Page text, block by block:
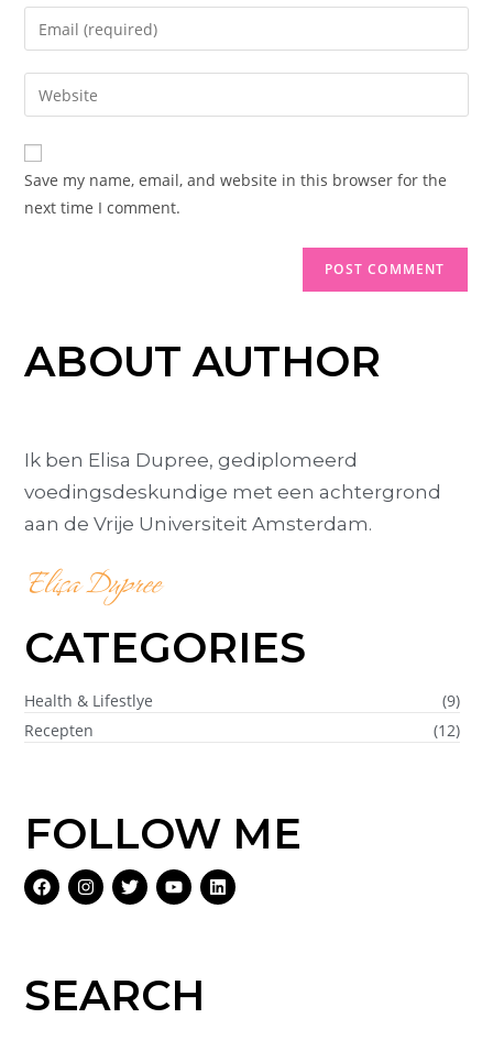
Save my name, email, and website in this browser for the
next time I comment.
ABOUT AUTHOR
Ik ben Elisa Dupree, gediplomeerd
voedingsdeskundige met een achtergrond
aan de Vrije Universiteit Amsterdam.
Elisa Dupree
CATEGORIES
Health & Lifestlye
(9)
Recepten
(12)
FOLLOW ME
SEARCH